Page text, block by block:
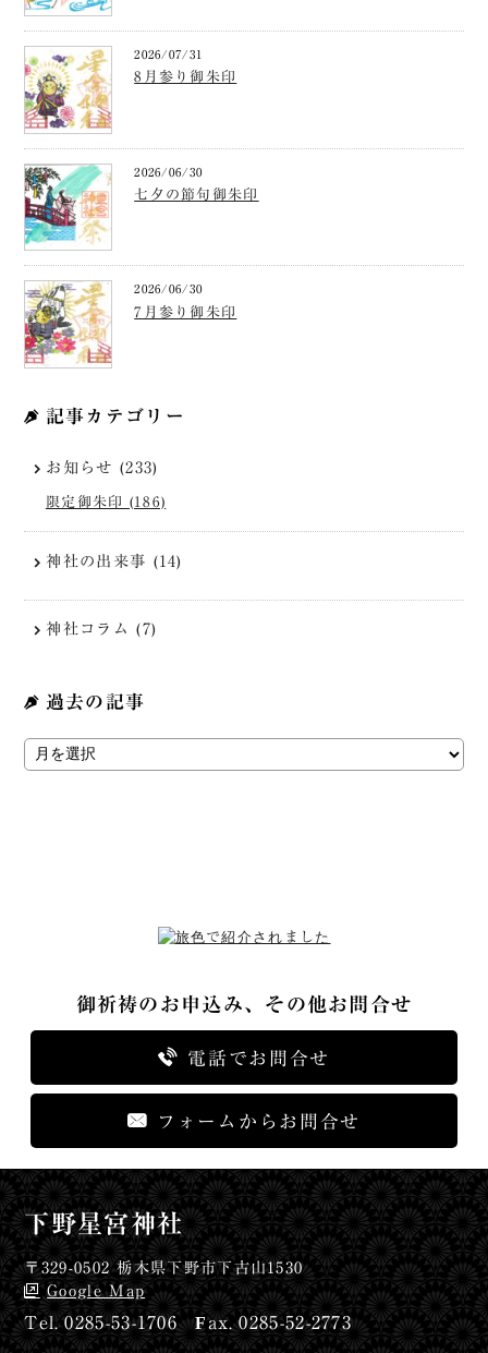
2026/07/31
8月参り御朱印
2026/06/30
七夕の節句御朱印
2026/06/30
7月参り御朱印
記事カテゴリー
お知らせ (233)
限定御朱印 (186)
神社の出来事 (14)
神社コラム (7)
過去の記事
御祈祷のお申込み、その他お問合せ
電話でお問合せ
フォームからお問合せ
下野星宮神社
〒329-0502 栃木県下野市下古山1530
Google Map
0285-53-1706 0285-52-2773